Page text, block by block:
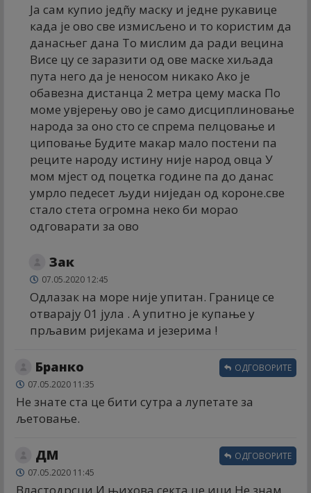
Ја сам купио једñу маску и једне рукавице
када је ово све измисљено и то користим да
данасњег дана То мислим да ради вецина
Висе цу се заразити од ове маске хиљада
пута него да је неносом никако Ако је
обавезна дистанца 2 метра цему маска По
моме увјерењу ово је само дисциплиновање
народа за оно сто се спрема пелцовање и
циповање Будите макар мало постени па
реците народу истину није народ овца У
мом мјест од поцетка године па до данас
умрло педесет људи ниједан од короне.све
стало стета огромна неко би морао
одговарати за ово
Зак
07.05.2020 12:45
Одлазак на море није упитан. Границе се
отварају 01 јула . А упитно је купање у
прљавим ријекама и језерима !
Бранко
07.05.2020 11:35
Не знате ста це бити сутра а лупетате за
љетовање.
ОДГОВОРИТЕ
ДМ
07.05.2020 11:45
Властодрсци И њихова секта це ици.Не знам
ОДГОВОРИТЕ